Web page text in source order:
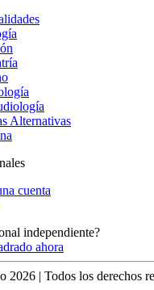
Alternativas
cuenta
independiente?
ahora
2026 | Todos los derechos